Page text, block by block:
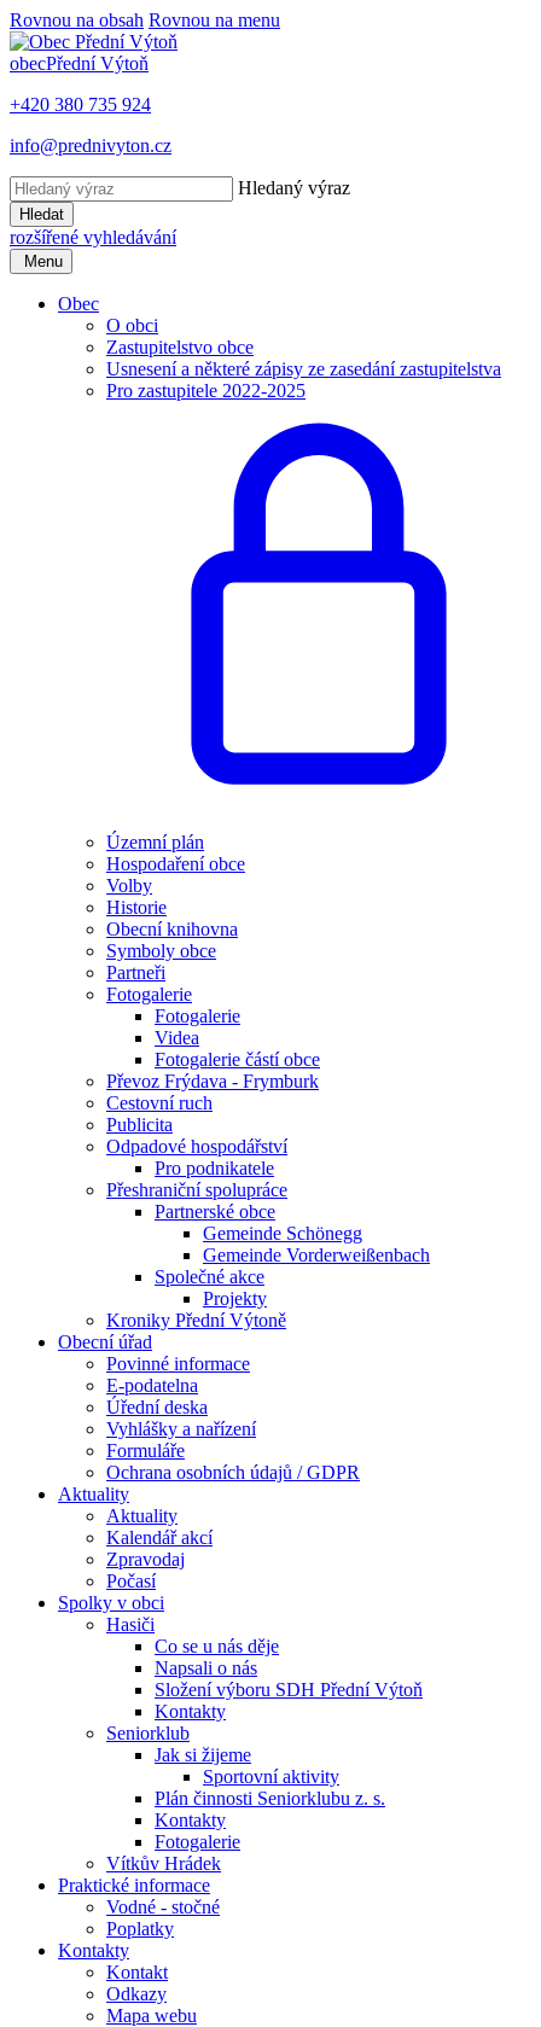
Rovnou na obsah Rovnou na menu
obecPřední Výtoň
+420 380 735 924
info@prednivyton.cz
Hledaný výraz
Hledat
rozšířené vyhledávání
Menu
Obec
O obci
Zastupitelstvo obce
Usnesení a některé zápisy ze zasedání zastupitelstva
Pro zastupitele 2022-2025
Územní plán
Hospodaření obce
Volby
Historie
Obecní knihovna
Symboly obce
Partneři
Fotogalerie
Fotogalerie
Videa
Fotogalerie částí obce
Převoz Frýdava - Frymburk
Cestovní ruch
Publicita
Odpadové hospodářství
Pro podnikatele
Přeshraniční spolupráce
Partnerské obce
Gemeinde Schönegg
Gemeinde Vorderweißenbach
Společné akce
Projekty
Kroniky Přední Výtoně
Obecní úřad
Povinné informace
E-podatelna
Úřední deska
Vyhlášky a nařízení
Formuláře
Ochrana osobních údajů / GDPR
Aktuality
Aktuality
Kalendář akcí
Zpravodaj
Počasí
Spolky v obci
Hasiči
Co se u nás děje
Napsali o nás
Složení výboru SDH Přední Výtoň
Kontakty
Seniorklub
Jak si žijeme
Sportovní aktivity
Plán činnosti Seniorklubu z. s.
Kontakty
Fotogalerie
Vítkův Hrádek
Praktické informace
Vodné - stočné
Poplatky
Kontakty
Kontakt
Odkazy
Mapa webu